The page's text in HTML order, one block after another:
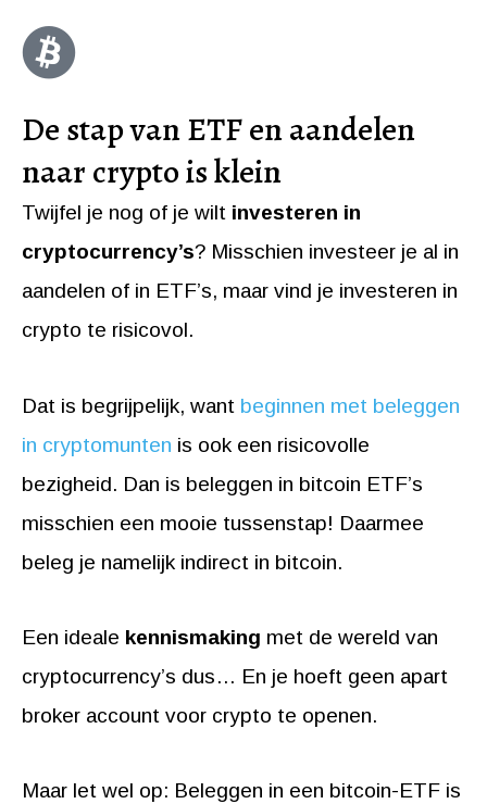
De stap van ETF en aandelen
naar crypto is klein
Twijfel je nog of je wilt investeren in
cryptocurrency’s? Misschien investeer je al in
aandelen of in ETF’s, maar vind je investeren in
crypto te risicovol.
Dat is begrijpelijk, want beginnen met beleggen
in cryptomunten is ook een risicovolle
bezigheid. Dan is beleggen in bitcoin ETF’s
misschien een mooie tussenstap! Daarmee
beleg je namelijk indirect in bitcoin.
Een ideale kennismaking met de wereld van
cryptocurrency’s dus… En je hoeft geen apart
broker account voor crypto te openen.
Maar let wel op: Beleggen in een bitcoin-ETF is